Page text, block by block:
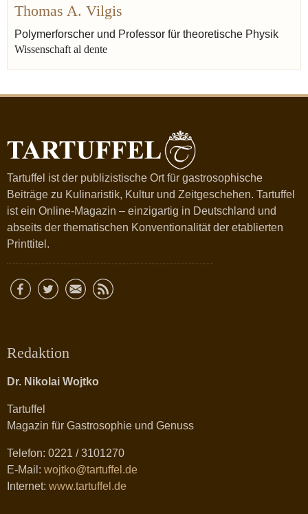
Thomas A. Vilgis
Polymerforscher und Professor für theoretische Physik
Wissenschaft al dente
Tartuffel ist der publizistische Ort für gastrosophische
Beiträge zu Kulinaristik, Kultur und Zeitgeschehen. Tartuffel
ist ein Online-Magazin – einzigartig in Deutschland und
abseits der thematischen Konventionalität der etablierten
Printtitel.
Redaktion
Dr. Nikolai Wojtko
Tartuffel
Magazin für Gastrosophie und Genuss
Telefon: 0221 / 3101270
E-Mail: wojtko@tartuffel.de
Internet: www.tartuffel.de